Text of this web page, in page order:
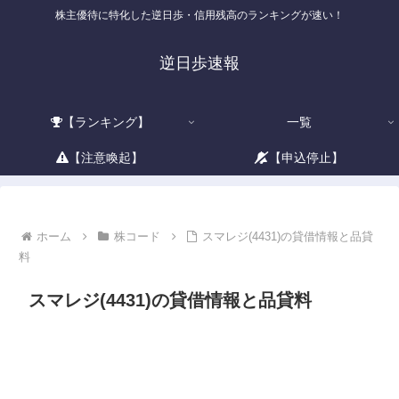
株主優待に特化した逆日歩・信用残高のランキングが速い！
逆日歩速報
【ランキング】 一覧
【注意喚起】 【申込停止】
ホーム 株コード
スマレジ(4431)の貸借情報と品貸
料
スマレジ(4431)の貸借情報と品貸料